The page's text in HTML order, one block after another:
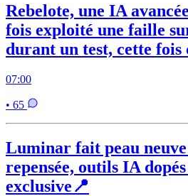
Rebelote, une IA
fois exploité une faille
durant un test, cette fois
07:00
• 65
Luminar fait peau
repensée, outils IA
exclusive📍